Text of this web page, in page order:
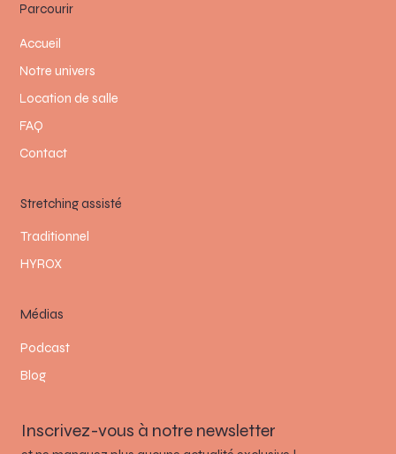
Parcourir
Accueil
Notre univers
Location de salle
FAQ
Contact
Stretching assisté
Traditionnel
HYROX
Médias
Podcast
Blog
Inscrivez-vous à notre newsletter